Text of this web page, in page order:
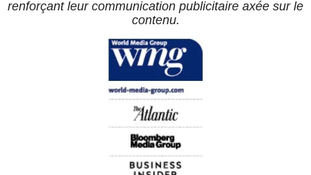
renforçant leur communication publicitaire axée sur le
contenu.